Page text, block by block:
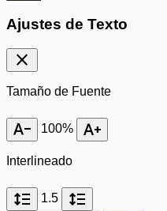
Ajustes de Texto
close
Tamaño de Fuente
text_decrease 100% text_increase
Interlineado
format_line_spacing 1.5 format_line_spacing